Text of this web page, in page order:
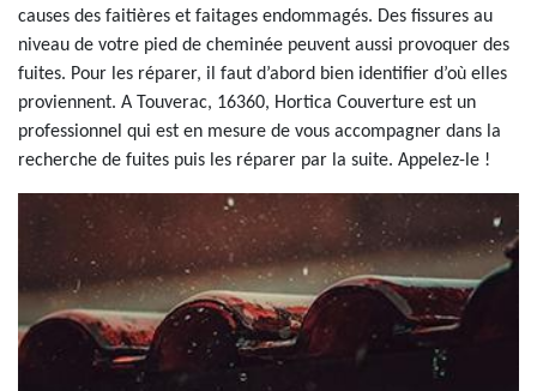
causes des faitières et faitages endommagés. Des fissures au
niveau de votre pied de cheminée peuvent aussi provoquer des
fuites. Pour les réparer, il faut d’abord bien identifier d’où elles
proviennent. A Touverac, 16360, Hortica Couverture est un
professionnel qui est en mesure de vous accompagner dans la
recherche de fuites puis les réparer par la suite. Appelez-le !